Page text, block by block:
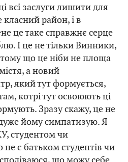
всі заслуги лишити для
класний район, і в
це таке справжнє серце
І це не тільки Винники,
що це ніби не площа
а новий
який тут формується,
котрі тут освоюють ці
Зразу скажу, це не
йому симпатизую. Я
студентом чи
є батьком студентів чи